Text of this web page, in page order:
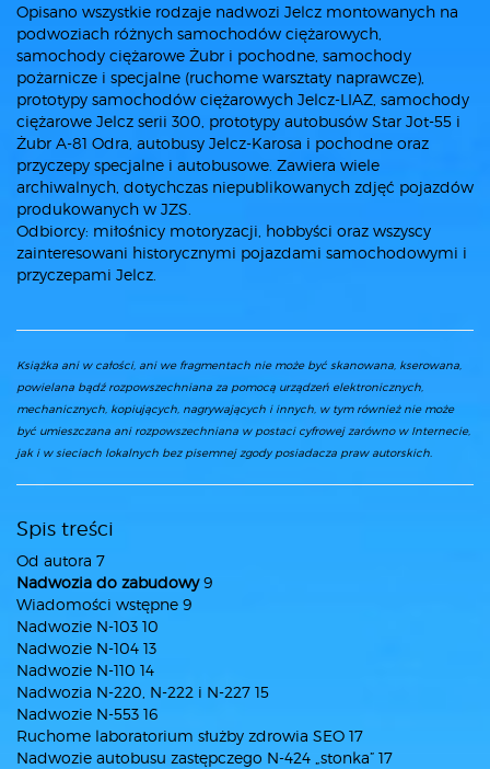
Opisano wszystkie rodzaje nadwozi Jelcz montowanych na
podwoziach różnych samochodów ciężarowych,
samochody ciężarowe Żubr i pochodne, samochody
pożarnicze i specjalne (ruchome warsztaty naprawcze),
prototypy samochodów ciężarowych Jelcz-LIAZ, samochody
ciężarowe Jelcz serii 300, prototypy autobusów Star Jot-55 i
Żubr A-81 Odra, autobusy Jelcz-Karosa i pochodne oraz
przyczepy specjalne i autobusowe. Zawiera wiele
archiwalnych, dotychczas niepublikowanych zdjęć pojazdów
produkowanych w JZS.
Odbiorcy: miłośnicy motoryzacji, hobbyści oraz wszyscy
zainteresowani historycznymi pojazdami samochodowymi i
przyczepami Jelcz.
Książka ani w całości, ani we fragmentach nie może być skanowana, kserowana,
powielana bądź rozpowszechniana za pomocą urządzeń elektronicznych,
mechanicznych, kopiujących, nagrywających i innych, w tym również nie może
być umieszczana ani rozpowszechniana w postaci cyfrowej zarówno w Internecie,
jak i w sieciach lokalnych bez pisemnej zgody posiadacza praw autorskich.
Spis treści
Od autora 7
Nadwozia do zabudowy9
Wiadomości wstępne 9
Nadwozie N-103 10
Nadwozie N-104 13
Nadwozie N-110 14
Nadwozia N-220, N-222 i N-227 15
Nadwozie N-553 16
Ruchome laboratorium służby zdrowia SEO 17
Nadwozie autobusu zastępczego N-424 „stonka” 17